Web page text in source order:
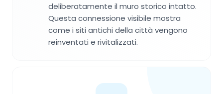
deliberatamente il muro storico intatto.
Questa connessione visibile mostra
come i siti antichi della città vengono
reinventati e rivitalizzati.